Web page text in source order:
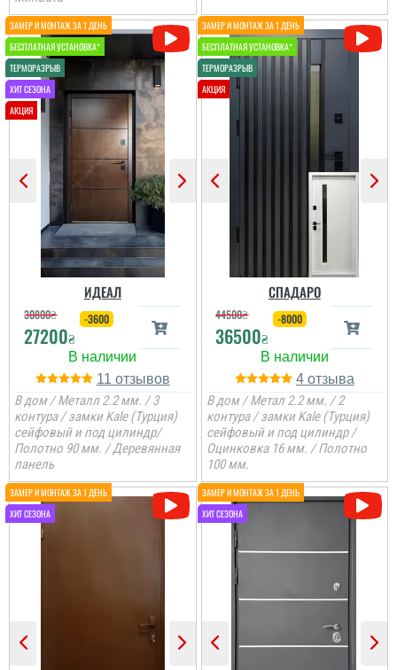
Коля
посереднику і купуєш
виробника, тому якщо
цінуєте свої кошти і вам
потрібні двері, то вам
ИДЕАЛ
30800₴
27200₴
-3600
11
В дом / Металл 2.2 мм. / 3
контура / замки Kale (Турция)
сейфовый и под цилиндр/
Полотно 90 мм. / Деревянная
панель
СПАДАРО
44500₴
36500₴
-8000
4
В дом / Метал 2.2 мм. / 2
контура / замки Kale (Турция)
сейфовый и под цилиндр /
Оцинковка 16 мм. / Полотно
100 мм.